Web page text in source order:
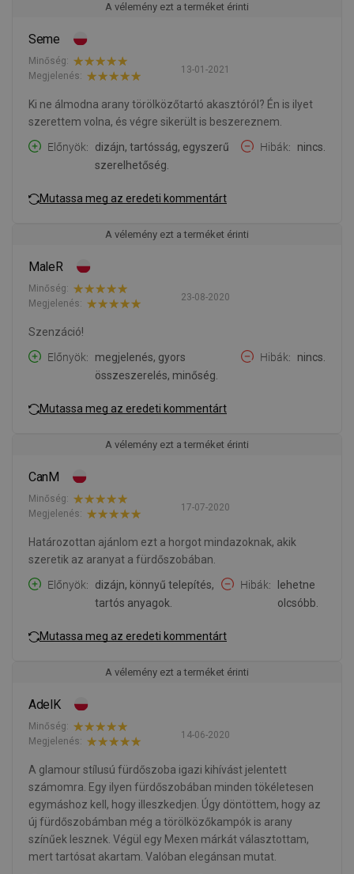
A vélemény ezt a terméket érinti
Seme
13-01-2021
Minőség:
Megjelenés:
Ki ne álmodna arany törölközőtartó akasztóról? Én is ilyet
szerettem volna, és végre sikerült is beszereznem.
Előnyök
dizájn, tartósság, egyszerű
szerelhetőség.
Hibák nincs.
Mutassa meg az eredeti kommentárt
A vélemény ezt a terméket érinti
MaleR
23-08-2020
Minőség:
Megjelenés:
Szenzáció!
Előnyök
megjelenés, gyors
összeszerelés, minőség.
Hibák nincs.
Mutassa meg az eredeti kommentárt
A vélemény ezt a terméket érinti
CanM
17-07-2020
Minőség:
Megjelenés:
Határozottan ajánlom ezt a horgot mindazoknak, akik
szeretik az aranyat a fürdőszobában.
Előnyök
dizájn, könnyű telepítés,
tartós anyagok.
Hibák
lehetne
olcsóbb.
Mutassa meg az eredeti kommentárt
A vélemény ezt a terméket érinti
AdelK
14-06-2020
Minőség:
Megjelenés:
A glamour stílusú fürdőszoba igazi kihívást jelentett
számomra. Egy ilyen fürdőszobában minden tökéletesen
egymáshoz kell, hogy illeszkedjen. Úgy döntöttem, hogy az
új fürdőszobámban még a törölközőkampók is arany
színűek lesznek. Végül egy Mexen márkát választottam,
mert tartósat akartam. Valóban elegánsan mutat.